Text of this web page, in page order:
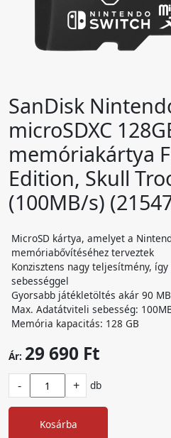
SanDisk
microSDXC
memóriakártya
Edition, Skull
(100MB/s)
MicroSD kártya, amelyet a
memóriabővítéséhez terveztek
Konzisztens nagy teljesítmény,
sebességgel
Gyorsabb játékletöltés akár 90
Max. Adatátviteli sebesség:
Memória kapacitás: 128 GB
Ár: 29 690 Ft
- + db
Kosárba